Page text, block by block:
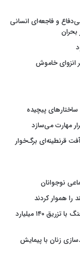
و فاجعه‌ای انسانی
انزوای خاموش
پیچیده
مهارت می‌سازد
قرنطینه‌ای برگ‌خوار
نوجوانان
هموار کردند
مهار موج تعدیل نیروی شرکت‌های فناور پس از جنگ با تزریق ۱۴۰ میلیارد
زنان با پیمایش